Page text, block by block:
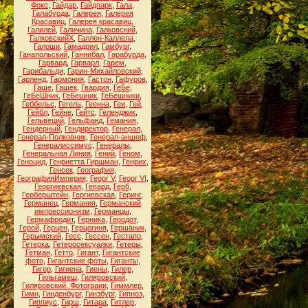
Фокс
Гайдар Гайдпарк Гала
Галабурда, Галерея, Галерея
Красавиц Галерея красавиц
Галилей Галичина Галковский
ГалковскийХ Галлен-Каллела
Галоши Гамадрил Гамбург,
Ганапольский, Ганнибал, Гарабурда,
Гарвард Гарварл Гарем
Гарибальди, Гарин-Михайловский,
Гарленд, Гармония, Гастон, Гафуров,
Гаше, Гашек, Гвардия, ГеБе,
ГеБеШник ГеБешник ГеБешники
Геббельс
Гегель Геенна Геи Гей
Гейбл Гейне Гейтс Геленджик
Гельвеций, Гельфанд, Гемания,
Гендерный Гендиректор Генерал
Генерал-Полковник, Генерал-аншеф,
Генералиссимус
Генералы,
Генеральная Линия Гений Геном
Геноцид, Генриетта Гиршман, Генрих
Генсек, География,
ГеографияИмперия, Георг V, Георг VI
Георгиевская, Гепард, Герб,
Герберштейн Гергиевская Геринг,
Германец Германия Германский
импрессионизм
Германцы,
Гермафродит, Герника Геродот,
Герой, Герцен, Герцогиня, Гершаник,
Герымский, Гесс Гессен, Гестапо,
Гетерка Гетеросексуалки Гетеры
Гетман, Гетто, Гигант, Гигантские
фото, Гигантские фоты, Гиганты,
Гигер, Гигиена, Гиены, Гилер,
Гильгамеш
Гиляровский,
Гиляровский. Фотограии, Гиммлер,
Гимн, Гинденбург, Гинзбург, Гипноз,
Гиппиус
Гирш Гитара Гитлер